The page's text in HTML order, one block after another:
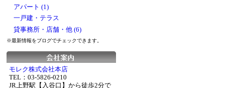
アパート (1)
一戸建・テラス
貸事務所・店舗・他 (6)
※最新情報をブログでチェックできます。
モレク株式会社本店
TEL：03-5826-0210
JR上野駅【入谷口】から徒歩2分で